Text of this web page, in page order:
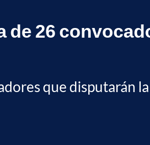
de 26
que disputarán